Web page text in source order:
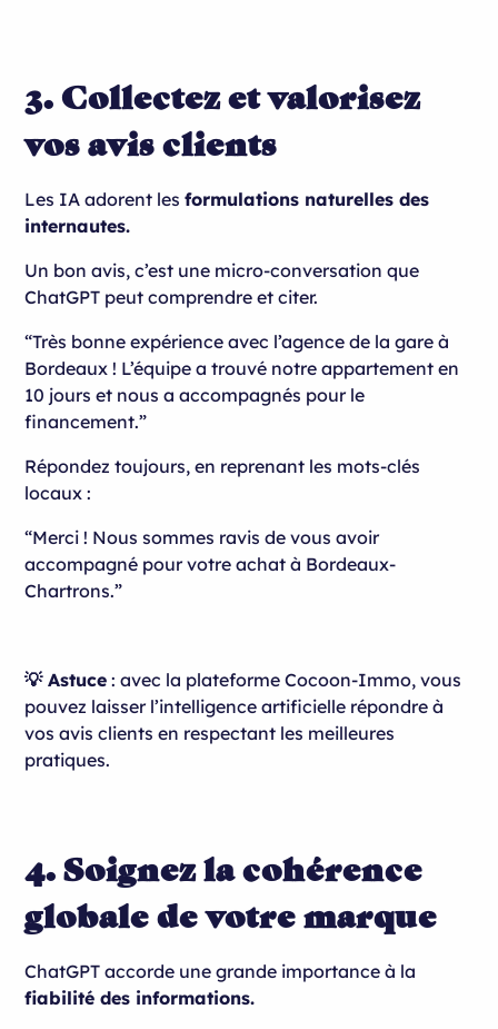
3. Collectez et valorisez
vos avis clients
Les IA adorent lesformulations naturelles des
internautes.
Un bon avis, c’est une micro-conversation que
ChatGPT peut comprendre et citer.
“Très bonne expérience avec l’agence de la gare à
Bordeaux ! L’équipe a trouvé notre appartement en
10 jours et nous a accompagnés pour le
financement.”
Répondez toujours, en reprenant les mots-clés
locaux :
“Merci ! Nous sommes ravis de vous avoir
accompagné pour votre achat à Bordeaux-
Chartrons.”
💡 Astuce : avec la plateforme Cocoon-Immo, vous
pouvez laisser l’intelligence artificielle répondre à
vos avis clients en respectant les meilleures
pratiques.
4. Soignez la cohérence
globale de votre marque
ChatGPT accorde une grande importance à la
fiabilité des informations.